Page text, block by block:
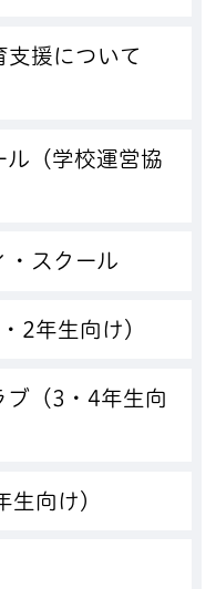
支援について
ル（学校運営協
・スクール
2年生向け）
ブ（3・4年生向
生向け）